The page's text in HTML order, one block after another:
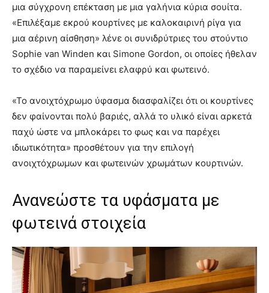
μια σύγχρονη επέκταση με μια γαλήνια κύρια σουίτα.
«Επιλέξαμε εκρού κουρτίνες με καλοκαιρινή ρίγα για
μια αέρινη αίσθηση» λένε οι συνιδρύτριες του στούντιο
Sophie van Winden και Simone Gordon, οι οποίες ήθελαν
το σχέδιο να παραμείνει ελαφρύ και φωτεινό.
«Το ανοιχτόχρωμο ύφασμα διασφαλίζει ότι οι κουρτίνες
δεν φαίνονται πολύ βαριές, αλλά το υλικό είναι αρκετά
παχύ ώστε να μπλοκάρει το φως και να παρέχει
ιδιωτικότητα» προσθέτουν για την επιλογή
ανοιχτόχρωμων και φωτεινών χρωμάτων κουρτινών.
Ανανεώστε τα υφάσματα με
φωτεινά στοιχεία